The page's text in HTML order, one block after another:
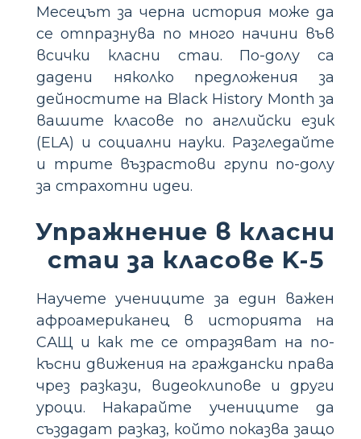
Месецът за черна история може да
се отпразнува по много начини във
всички класни стаи. По-долу са
дадени няколко предложения за
дейностите на Black History Month за
вашите класове по английски език
(ELA) и социални науки. Разгледайте
и трите възрастови групи по-долу
за страхотни идеи.
Упражнение в класни
стаи за класове K-5
Научете учениците за един важен
афроамериканец в историята на
САЩ и как те се отразяват на по-
късни движения на граждански права
чрез разкази, видеоклипове и други
уроци. Накарайте учениците да
създадат разказ, който показва защо